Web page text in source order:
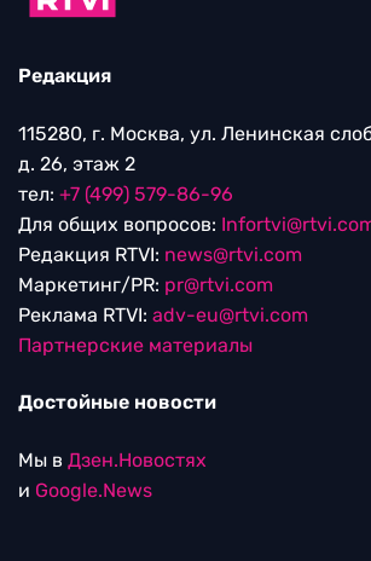
Редакция
115280, г. Москва, ул. Ленинская
д. 26, этаж 2
тел: +7 (499) 579-86-96
Для общих вопросов:
Редакция RTVI: news@rtvi.com
Маркетинг/PR: pr@rtvi.com
Реклама RTVI: adv-eu@rtvi.com
Партнерские материалы
Достойные новости
Мы в Дзен.Новостях
и Google.News